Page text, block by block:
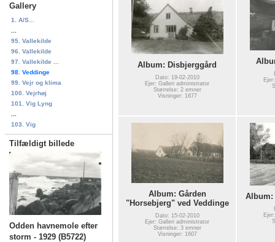
Gallery
1. A/S...
95. Vallekilde
96. Vallekilde
97. Vallekilde ...
98. Veddinge
99. Vejr og klima
100. Vejrhøj
101. Vig Lyng
103. Vig
Tilfældigt billede
Odden havnemole efter
storm - 1929 (B5722)
Album: Disbjerggård
Dato: 19-02-2010
Ejer: Galleri administrator
Størrelse: 2 emner
Visninger: 1677
Album: Gården
"Horsebjerg" ved Veddinge
Dato: 15-02-2010
Ejer: Galleri administrator
Størrelse: 3 emner
Visninger: 1607
Album: